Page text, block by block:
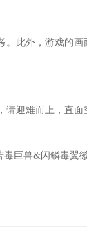
。此外，游戏的画
请迎难而上，直面
巨兽&闪鳞毒翼